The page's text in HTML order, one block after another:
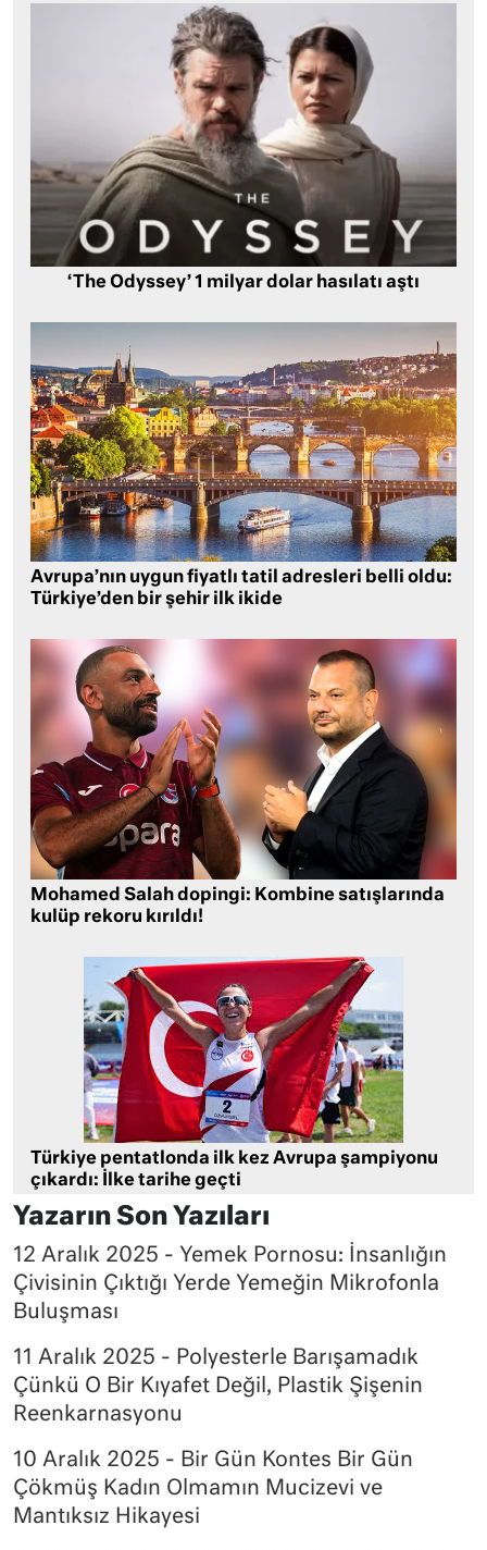
‘The Odyssey’ 1 milyar dolar hasılatı aştı
Avrupa’nın uygun fiyatlı tatil adresleri belli oldu:
Türkiye’den bir şehir ilk ikide
Mohamed Salah dopingi: Kombine satışlarında
kulüp rekoru kırıldı!
Türkiye pentatlonda ilk kez Avrupa şampiyonu
çıkardı: İlke tarihe geçti
Yazarın Son Yazıları
12 Aralık 2025 - Yemek Pornosu: İnsanlığın
Çivisinin Çıktığı Yerde Yemeğin Mikrofonla
Buluşması
11 Aralık 2025 - Polyesterle Barışamadık
Çünkü O Bir Kıyafet Değil, Plastik Şişenin
Reenkarnasyonu
10 Aralık 2025 - Bir Gün Kontes Bir Gün
Çökmüş Kadın Olmamın Mucizevi ve
Mantıksız Hikayesi